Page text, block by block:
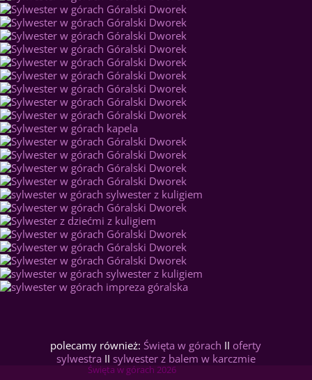
polecamy również: Święta w górach II oferty
sylwestra II sylwester z balem w karczmie
Święta w górach 2026